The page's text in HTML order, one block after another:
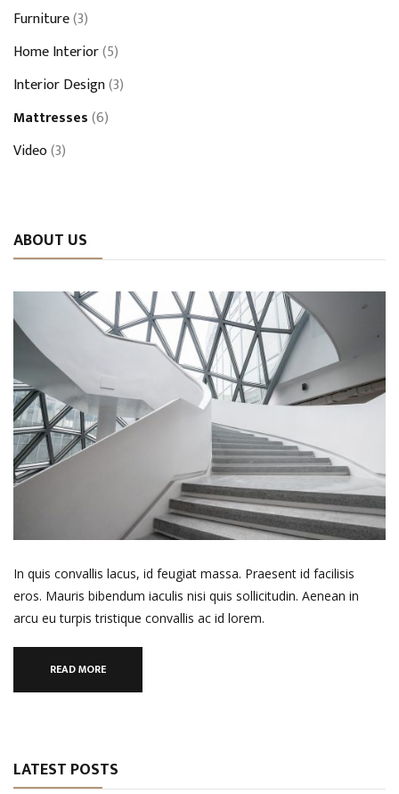
Furniture(3)
Home Interior(5)
Interior Design(3)
Mattresses(6)
Video(3)
ABOUT US
In quis convallis lacus, id feugiat massa. Praesent id facilisis
eros. Mauris bibendum iaculis nisi quis sollicitudin. Aenean in
arcu eu turpis tristique convallis ac id lorem.
READ MORE
LATEST POSTS